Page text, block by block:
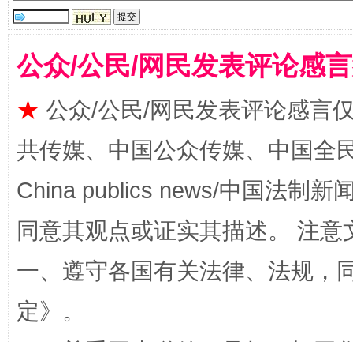
解纷+调解+退费，一次搞定
公众/公民/网民发表评论感
★ 公众/公民/网民发表评论感言
共传媒、中国公众传媒、中国全
China publics news/中国法制新
同意其观点或证实其描述。 注
一、遵守各国有关法律、法规，
定》。